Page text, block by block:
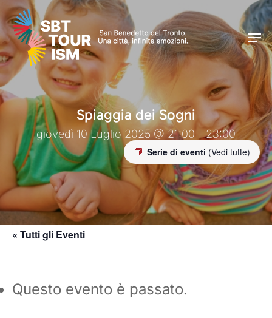
Skip
to
main
content
Spiaggia dei Sogni
giovedì 10 Luglio 2025 @ 21:00 - 23:00
Serie di eventi (Vedi tutte)
« Tutti gli Eventi
Questo evento è passato.